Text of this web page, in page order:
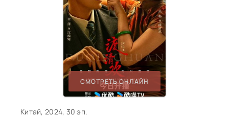
СМОТРЕТЬ ОНЛАЙН
Китай, 2024, 30 эп.